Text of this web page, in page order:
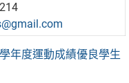
年度運動成績優良學生